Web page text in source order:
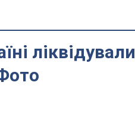
ліквідували